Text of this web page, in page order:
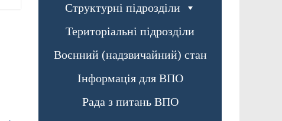
Структурні підрозділи
Територіальні підрозділи
Воєнний (надзвичайний) стан
Інформація для ВПО
Рада з питань ВПО